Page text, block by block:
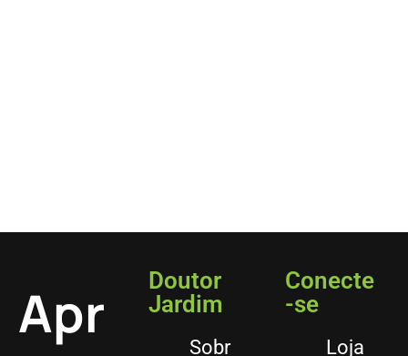
Apr
Doutor
Jardim
Sobr
Conecte
-se
Loja